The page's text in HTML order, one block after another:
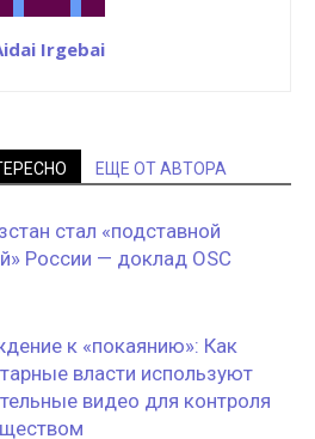
Irgebai
ЕЩЕ ОТ АВТОРА
стал «подставной
России — доклад OSC
к «покаянию»: Как
власти используют
видео для контроля